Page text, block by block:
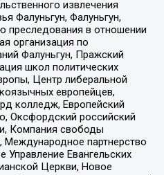
извлечения
Фалуньгун, Фалуньгун,
преследования в отношении
организация по
Фалуньгун, Пражский
школ политических
Центр либеральной
европейцев,
колледж, Европейский
Оксфордский российский
Компания свободы
партнерство
Управление Евангельских
Церкви, Новое